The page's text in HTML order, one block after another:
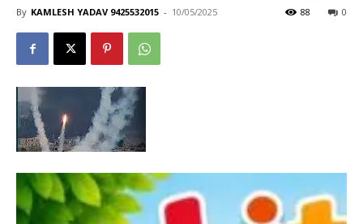
By KAMLESH YADAV 9425532015 - 10/05/2025 0
88